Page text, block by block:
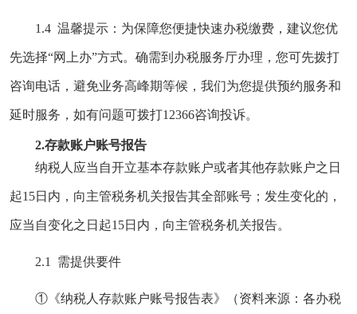
1.4 温馨提示：为保障您便捷快速办税缴费，建议您优
先选择“网上办”方式。确需到办税服务厅办理，您可先拨打
咨询电话，避免业务高峰期等候，我们为您提供预约服务和
延时服务，如有问题可拨打12366咨询投诉。
2.存款账户账号报告
纳税人应当自开立基本存款账户或者其他存款账户之日
起15日内，向主管税务机关报告其全部账号；发生变化的，
应当自变化之日起15日内，向主管税务机关报告。
2.1 需提供要件
①《纳税人存款账户账号报告表》（资料来源：各办税